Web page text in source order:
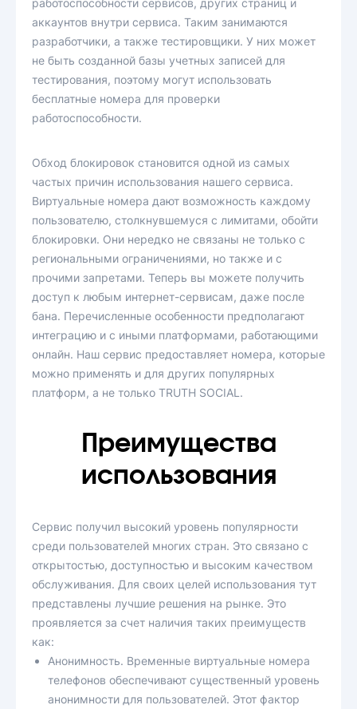
работоспособности сервисов, других страниц и
аккаунтов внутри сервиса. Таким занимаются
разработчики, а также тестировщики. У них может
не быть созданной базы учетных записей для
тестирования, поэтому могут использовать
бесплатные номера для проверки
работоспособности.
Обход блокировок становится одной из самых
частых причин использования нашего сервиса.
Виртуальные номера дают возможность каждому
пользователю, столкнувшемуся с лимитами, обойти
блокировки. Они нередко не связаны не только с
региональными ограничениями, но также и с
прочими запретами. Теперь вы можете получить
доступ к любым интернет-сервисам, даже после
бана. Перечисленные особенности предполагают
интеграцию и с иными платформами, работающими
онлайн. Наш сервис предоставляет номера, которые
можно применять и для других популярных
платформ, а не только TRUTH SOCIAL.
Преимущества
использования
Сервис получил высокий уровень популярности
среди пользователей многих стран. Это связано с
открытостью, доступностью и высоким качеством
обслуживания. Для своих целей использования тут
представлены лучшие решения на рынке. Это
проявляется за счет наличия таких преимуществ
как:
Анонимность. Временные виртуальные номера
телефонов обеспечивают существенный уровень
анонимности для пользователей. Этот фактор